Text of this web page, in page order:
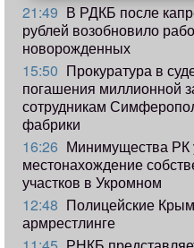
21:49 В РДКБ после
рублей возобновило
новорожденных
15:50 Прокуратура в
погашения миллионной
сотрудникам
фабрики
16:26 Минимущества РК
местонахождение
участков в Укромном
12:48 Полицейские
армрестлинге